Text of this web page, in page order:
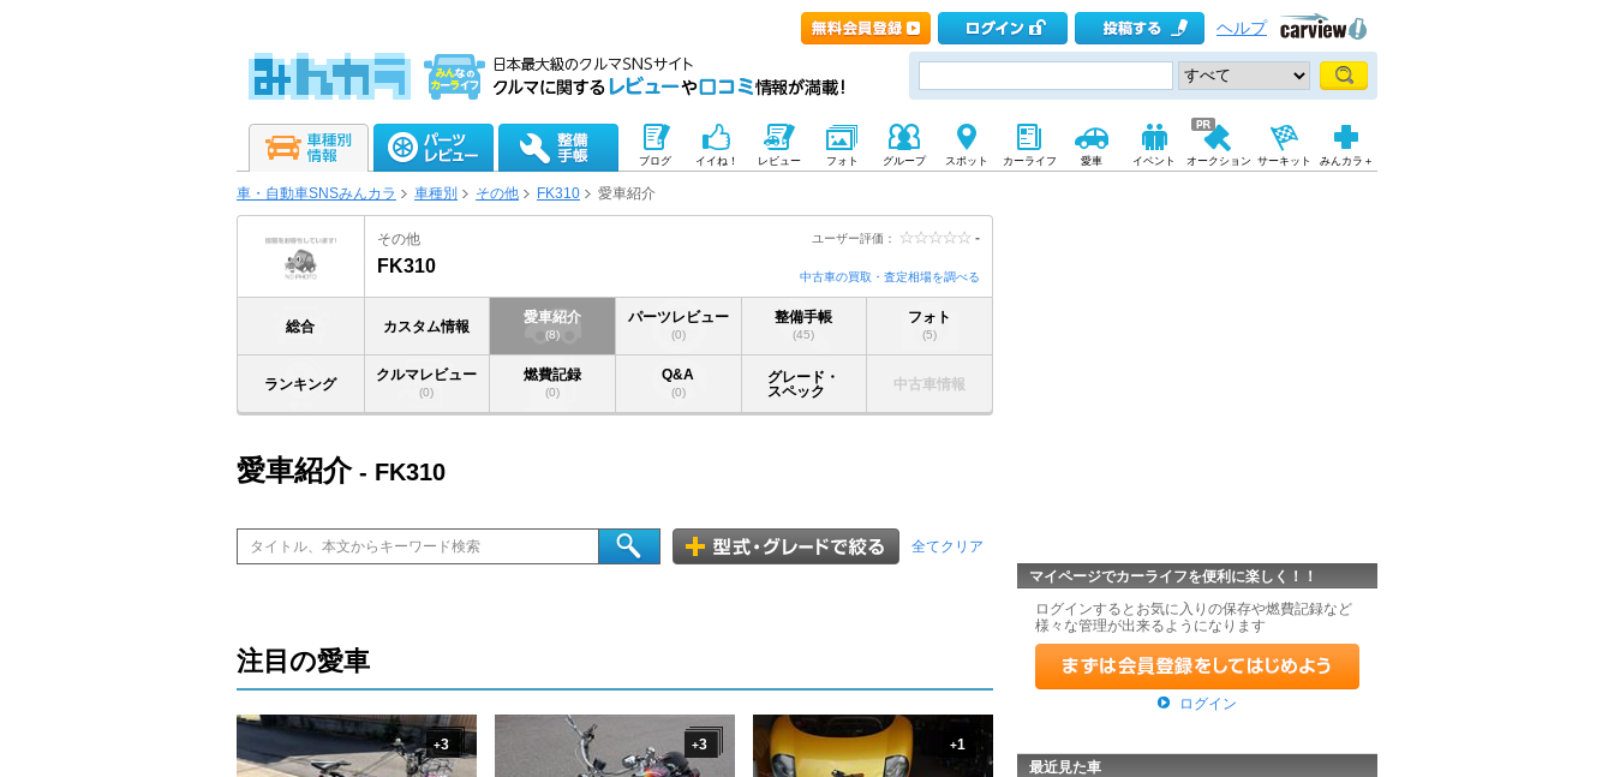
ヘルプ
ブログ イイね！ レビュー フォト グループ スポット カーライフ 愛車 イベント オークション サーキット みんカラ＋
車・自動車SNSみんカラ 車種別 その他 FK310 愛車紹介
ユーザー評価： -
その他
FK310
中古車の買取・査定相場を調べる
総合 カスタム情報
愛車紹介
(8)
パーツレビュー
(0)
整備手帳
(45)
フォト
(5)
ランキング
クルマレビュー
(0)
燃費記録
(0)
Q&A
(0)
グレード・
スペック
中古車情報
愛車紹介- FK310
全てクリア
注目の愛車
+3 +3 +1
マイページでカーライフを便利に楽しく！！
ログインするとお気に入りの保存や燃費記録など
様々な管理が出来るようになります
ログイン
最近見た車